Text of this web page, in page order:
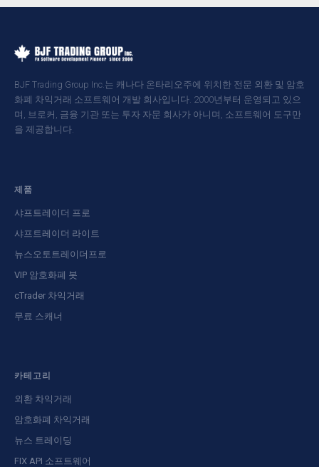
BJF Trading Group Inc.는 캐나다 온타리오주에 위치한 전문 외환 및 암호
화폐 차익거래 소프트웨어 개발 회사입니다. 2000년부터 운영되고 있으
며, 브로커, 금융 기관 또는 투자 자문 회사가 아니며, 소프트웨어 도구만
을 제공합니다.
제품
샤프트레이더 프로
샤프트레이더 라이트
뉴스오토트레이더프로
VIP 암호화폐 봇
cTrader 차익거래
무료 스캐너
카테고리
외환 차익거래
암호화폐 차익거래
뉴스 트레이딩
FIX API 소프트웨어